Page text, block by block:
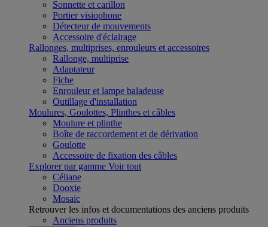
Sonnette et carillon
Portier visiophone
Détecteur de mouvements
Accessoire d'éclairage
Rallonges, multiprises, enrouleurs et accessoires
Rallonge, multiprise
Adaptateur
Fiche
Enrouleur et lampe baladeuse
Outillage d'installation
Moulures, Goulottes, Plinthes et câbles
Moulure et plinthe
Boîte de raccordement et de dérivation
Goulotte
Accessoire de fixation des câbles
Explorer par gamme Voir tout
Céliane
Dooxie
Mosaic
Retrouver les infos et documentations des anciens produits
Anciens produits